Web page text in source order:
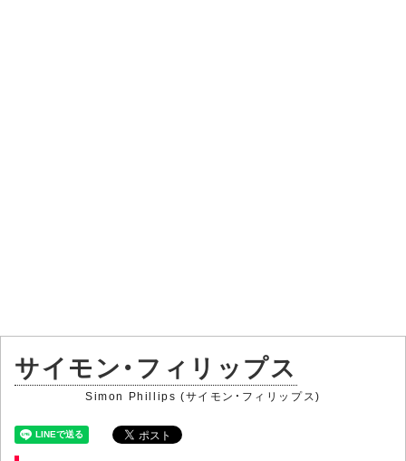
サイモン・フィリップス
Simon Phillips (サイモン・フィリップス)